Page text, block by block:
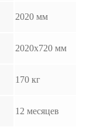
2020 мм
2020х720 мм
170 кг
12 месяцев